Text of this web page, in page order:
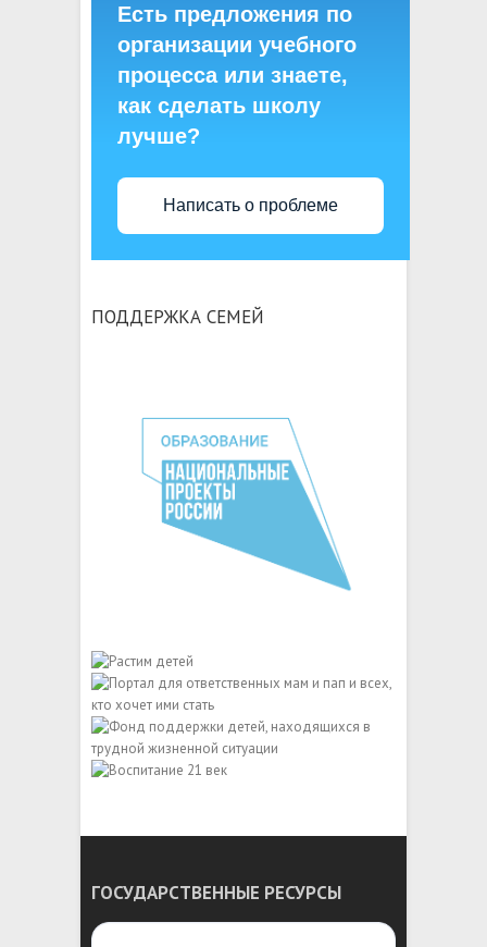
Есть предложения по
организации учебного
процесса или знаете,
как сделать школу
лучше?
Написать о проблеме
ПОДДЕРЖКА СЕМЕЙ
ГОСУДАРСТВЕННЫЕ РЕСУРСЫ